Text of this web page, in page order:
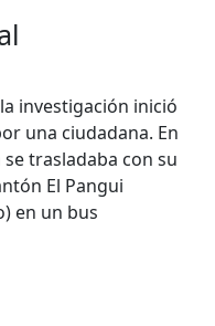
investigación inició
una ciudadana. En
trasladaba con su
El Pangui
en un bus